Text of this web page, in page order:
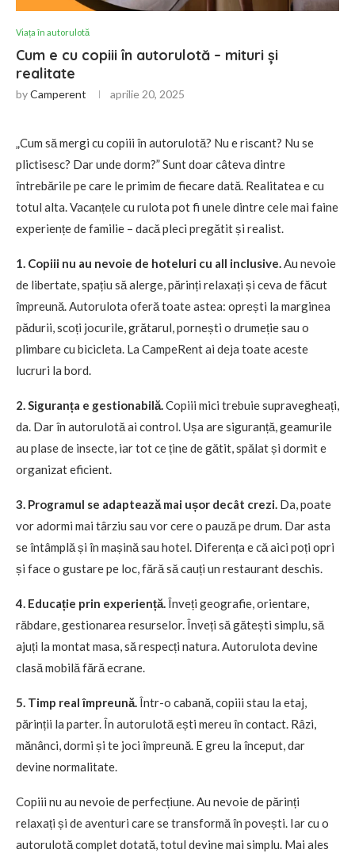
Viața în autorulotă
Cum e cu copiii în autorulotă – mituri și
realitate
byCamperent aprilie 20, 2025
„Cum să mergi cu copiii în autorulotă? Nu e riscant? Nu se
plictisesc? Dar unde dorm?” Sunt doar câteva dintre
întrebările pe care le primim de fiecare dată. Realitatea e cu
totul alta. Vacanțele cu rulota pot fi unele dintre cele mai faine
experiențe de familie – dacă pleci pregătit și realist.
1. Copiii nu au nevoie de hoteluri cu all inclusive.Au nevoie
de libertate, spațiu să alerge, părinți relaxați și ceva de făcut
împreună. Autorulota oferă toate astea: oprești la marginea
pădurii, scoți jocurile, grătarul, pornești o drumeție sau o
plimbare cu bicicleta. La CampeRent ai deja toate aceste
lucruri la bord.
2. Siguranța e gestionabilă.Copiii mici trebuie supravegheați,
da. Dar în autorulotă ai control. Ușa are siguranță, geamurile
au plase de insecte, iar tot ce ține de gătit, spălat și dormit e
organizat eficient.
3. Programul se adaptează mai ușor decât crezi. Da, poate
vor adormi mai târziu sau vor cere o pauză pe drum. Dar asta
se întâmplă și în mașină sau hotel. Diferența e că aici poți opri
și face o gustare pe loc, fără să cauți un restaurant deschis.
4. Educație prin experiență.Înveți geografie, orientare,
răbdare, gestionarea resurselor. Înveți să gătești simplu, să
ajuți la montat masa, să respecți natura. Autorulota devine
clasă mobilă fără ecrane.
5. Timp real împreună.Într-o cabană, copiii stau la etaj,
părinții la parter. În autorulotă ești mereu în contact. Râzi,
mănânci, dormi și te joci împreună. E greu la început, dar
devine normalitate.
Copiii nu au nevoie de perfecțiune. Au nevoie de părinți
relaxați și de aventuri care se transformă în povești. Iar cu o
autorulotă complet dotată, totul devine mai simplu. Mai ales